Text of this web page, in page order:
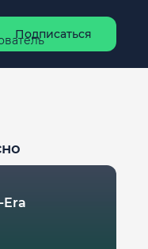
Подписаться